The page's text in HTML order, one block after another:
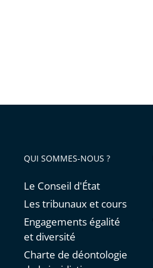
QUI SOMMES-NOUS ?
Le Conseil d'État
Les tribunaux et cours
Engagements égalité
et diversité
Charte de déontologie